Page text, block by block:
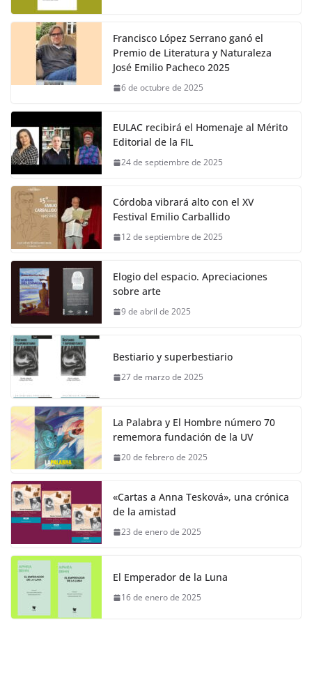
Francisco López Serrano ganó el
Premio de Literatura y Naturaleza
José Emilio Pacheco 2025
6 de octubre de 2025
EULAC recibirá el Homenaje al Mérito
Editorial de la FIL
24 de septiembre de 2025
Córdoba vibrará alto con el XV
Festival Emilio Carballido
12 de septiembre de 2025
Elogio del espacio. Apreciaciones
sobre arte
9 de abril de 2025
Bestiario y superbestiario
27 de marzo de 2025
La Palabra y El Hombre número 70
rememora fundación de la UV
20 de febrero de 2025
«Cartas a Anna Tesková», una crónica
de la amistad
23 de enero de 2025
El Emperador de la Luna
16 de enero de 2025